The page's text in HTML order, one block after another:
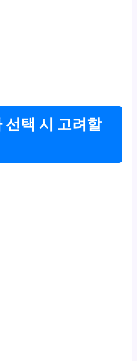
선택 시 고려할